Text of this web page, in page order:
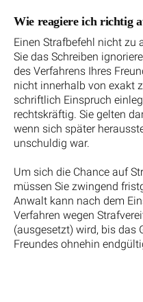
Wie reagiere ich richtig
Einen Strafbefehl nicht zu
Sie das Schreiben
des Verfahrens Ihres
nicht innerhalb von exakt
schriftlich Einspruch
rechtskräftig. Sie gelten
wenn sich später
unschuldig war.
Um sich die Chance auf
müssen Sie zwingend
Anwalt kann nach dem
Verfahren wegen
(ausgesetzt) wird, bis das
Freundes ohnehin